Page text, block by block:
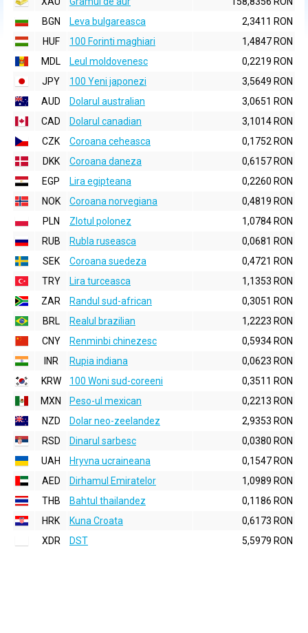
BGN
Leva bulgareasca
2,3411 RON
HUF
100 Forinti maghiari
1,4847 RON
MDL
Leul moldovenesc
0,2219 RON
JPY
100 Yeni japonezi
3,5649 RON
AUD
Dolarul australian
3,0651 RON
CAD
Dolarul canadian
3,1014 RON
CZK
Coroana ceheasca
0,1752 RON
DKK
Coroana daneza
0,6157 RON
EGP
Lira egipteana
0,2260 RON
NOK
Coroana norvegiana
0,4819 RON
PLN
Zlotul polonez
1,0784 RON
RUB
Rubla ruseasca
0,0681 RON
SEK
Coroana suedeza
0,4721 RON
TRY
Lira turceasca
1,1353 RON
ZAR
Randul sud-african
0,3051 RON
BRL
Realul brazilian
1,2223 RON
CNY
Renminbi chinezesc
0,5934 RON
INR
Rupia indiana
0,0623 RON
KRW
100 Woni sud-coreeni
0,3511 RON
MXN
Peso-ul mexican
0,2213 RON
NZD
Dolar neo-zeelandez
2,9353 RON
RSD
Dinarul sarbesc
0,0380 RON
UAH
Hryvna ucraineana
0,1547 RON
AED
Dirhamul Emiratelor
1,0989 RON
THB
Bahtul thailandez
0,1186 RON
HRK
Kuna Croata
0,6173 RON
XDR
DST 5,5979 RON